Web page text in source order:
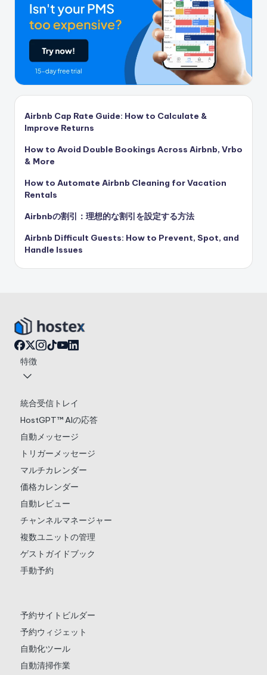
Airbnb Cap Rate Guide: How to Calculate &
Improve Returns
How to Avoid Double Bookings Across Airbnb, Vrbo
& More
How to Automate Airbnb Cleaning for Vacation
Rentals
Airbnbの割引：理想的な割引を設定する方法
Airbnb Difficult Guests: How to Prevent, Spot, and
Handle Issues
特徴
統合受信トレイ
HostGPT™ AIの応答
自動メッセージ
トリガーメッセージ
マルチカレンダー
価格カレンダー
自動レビュー
チャンネルマネージャー
複数ユニットの管理
ゲストガイドブック
手動予約
予約サイトビルダー
予約ウィジェット
自動化ツール
自動清掃作業